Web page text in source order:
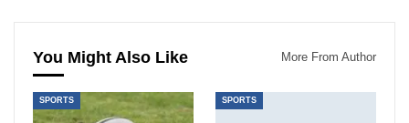
You Might Also Like More From Author
SPORTS SPORTS